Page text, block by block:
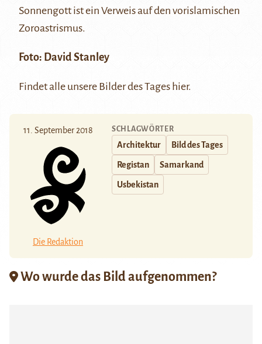
Sonnengott ist ein Verweis auf den vorislamischen
Zoroastrismus.
Foto: David Stanley
Findet alle unsere Bilder des Tages hier.
11. September 2018
Die Redaktion
SCHLAGWÖRTER
Architektur Bild des Tages
Registan Samarkand
Usbekistan
Wo wurde das Bild aufgenommen?